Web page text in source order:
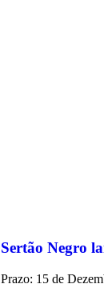
Sertão Negro
Prazo: 15 de